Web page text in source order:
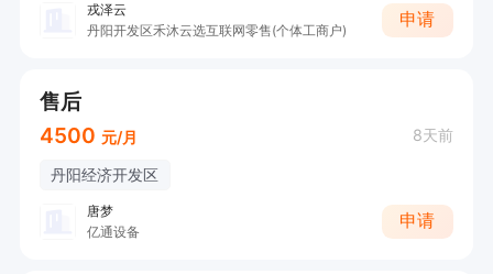
戎泽云
丹阳开发区禾沐云选互联网零售(个体工商户)
申请
售后
4500 元/月 8天前
丹阳经济开发区
唐梦
亿通设备
申请